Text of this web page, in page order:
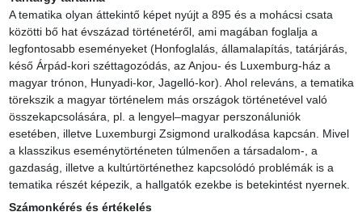
A tematika olyan áttekintő képet nyújt a 895 és a mohácsi csata
közötti bő hat évszázad történetéről, ami magában foglalja a
legfontosabb eseményeket (Honfoglalás, államalapítás, tatárjárás,
késő Árpád-kori széttagozódás, az Anjou- és Luxemburg-ház a
magyar trónon, Hunyadi-kor, Jagelló-kor). Ahol releváns, a tematika
törekszik a magyar történelem más országok történetével való
összekapcsolására, pl. a lengyel–magyar perszonáluniók
esetében, illetve Luxemburgi Zsigmond uralkodása kapcsán. Mivel
a klasszikus eseménytörténeten túlmenően a társadalom-, a
gazdaság, illetve a kultúrtörténethez kapcsolódó problémák is a
tematika részét képezik, a hallgatók ezekbe is betekintést nyernek.
Számonkérés és értékelés